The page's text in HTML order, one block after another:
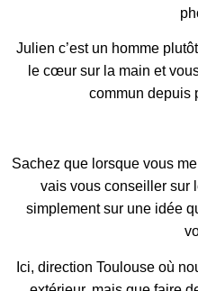
Julien c’est un homme
le cœur sur la main et
commun depuis
Sachez que lorsque vous
vais vous conseiller sur
simplement sur une idée
Ici, direction Toulouse où